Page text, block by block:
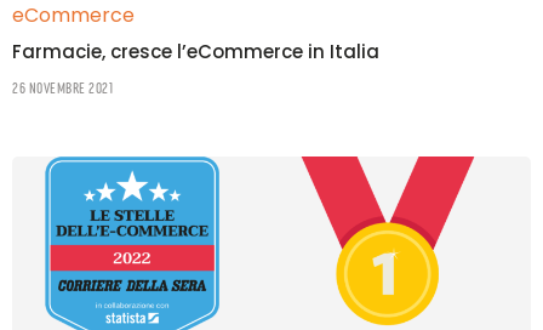
eCommerce
Farmacie, cresce l’eCommerce in Italia
26 Novembre 2021